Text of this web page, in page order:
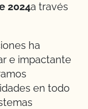
2024a través
ha
e impactante
en todo